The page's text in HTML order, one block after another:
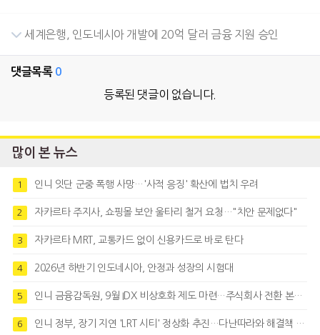
세계은행, 인도네시아 개발에 20억 달러 금융 지원 승인
댓글목록 0
등록된 댓글이 없습니다.
많이 본 뉴스
1 인니 잇단 군중 폭행 사망…'사적 응징' 확산에 법치 우려
2 자카르타 주지사, 쇼핑몰 보안 울타리 철거 요청…"치안 문제없다"
3 자카르타 MRT, 교통카드 없이 신용카드로 바로 탄다
4 2026년 하반기 인도네시아, 안정과 성장의 시험대
5 인니 금융감독원, 9월 IDX 비상호화 제도 마련…주식회사 전환 본격화
6 인니 정부, 장기 지연 'LRT 시티' 정상화 추진…다난따라와 해결책 모색